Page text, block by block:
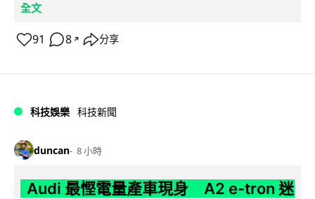
全文
91 8 ↗ 分享
科技娛樂 科技新聞
duncan 8 小時
Audi 最慳電量產車現身 A2 e-tron 迷